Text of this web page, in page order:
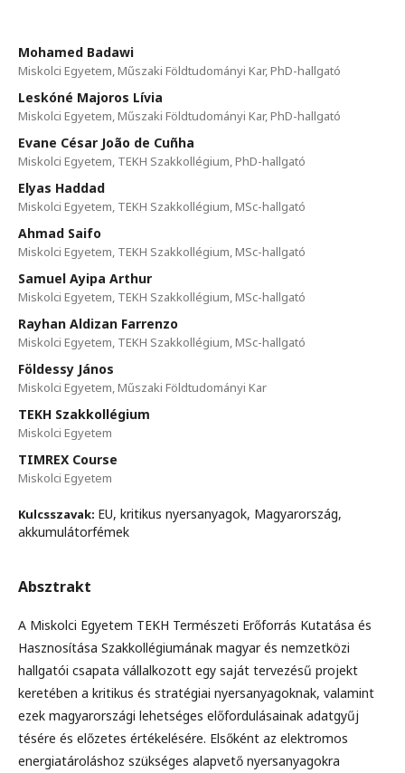
Mohamed Badawi
Miskolci Egyetem, Műszaki Földtudományi Kar, PhD-hallgató
Leskóné Majoros Lívia
Miskolci Egyetem, Műszaki Földtudományi Kar, PhD-hallgató
Evane César João de Cuñha
Miskolci Egyetem, TEKH Szakkollégium, PhD-hallgató
Elyas Haddad
Miskolci Egyetem, TEKH Szakkollégium, MSc-hallgató
Ahmad Saifo
Miskolci Egyetem, TEKH Szakkollégium, MSc-hallgató
Samuel Ayipa Arthur
Miskolci Egyetem, TEKH Szakkollégium, MSc-hallgató
Rayhan Aldizan Farrenzo
Miskolci Egyetem, TEKH Szakkollégium, MSc-hallgató
Földessy János
Miskolci Egyetem, Műszaki Földtudományi Kar
TEKH Szakkollégium
Miskolci Egyetem
TIMREX Course
Miskolci Egyetem
Kulcsszavak: EU, kritikus nyersanyagok, Magyarország,
akkumulátorfémek
Absztrakt
A Miskolci Egyetem TEKH Természeti Erőforrás Kutatása és
Hasznosítása Szakkollégiumának magyar és nemzetközi
hallgatói csapata vállalkozott egy saját tervezésű projekt
keretében a kritikus és stratégiai nyersanyagoknak, valamint
ezek magyarországi lehetséges előfordulásainak adatgyűj
tésére és előzetes értékelésére. Elsőként az elektromos
energiatároláshoz szükséges alapvető nyersanyagokra